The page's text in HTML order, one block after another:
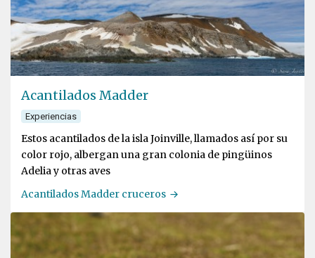
Acantilados Madder
Experiencias
Estos acantilados de la isla Joinville, llamados así por su
color rojo, albergan una gran colonia de pingüinos
Adelia y otras aves
Acantilados Madder cruceros